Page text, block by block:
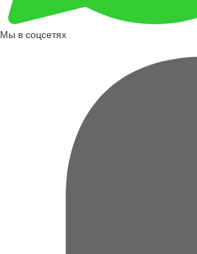
Мы в соцсетях